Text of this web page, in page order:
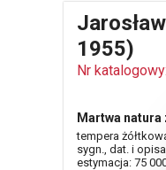
1955)
Nr
Martwa natura
tempera
sygn., dat. i
estymacja: 75 000